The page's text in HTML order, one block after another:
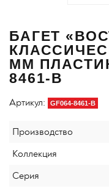
БАГЕТ
ММ
8461-B
Артикул: GF064-8461-B
Производство
Коллекция
Серия